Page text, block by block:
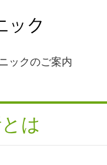
ックのご案内
は